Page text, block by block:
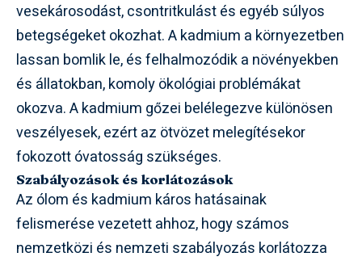
vesekárosodást, csontritkulást és egyéb súlyos
betegségeket okozhat. A kadmium a környezetben
lassan bomlik le, és felhalmozódik a növényekben
és állatokban, komoly ökológiai problémákat
okozva. A kadmium gőzei belélegezve különösen
veszélyesek, ezért az ötvözet melegítésekor
fokozott óvatosság szükséges.
Szabályozások és korlátozások
Az ólom és kadmium káros hatásainak
felismerése vezetett ahhoz, hogy számos
nemzetközi és nemzeti szabályozás korlátozza